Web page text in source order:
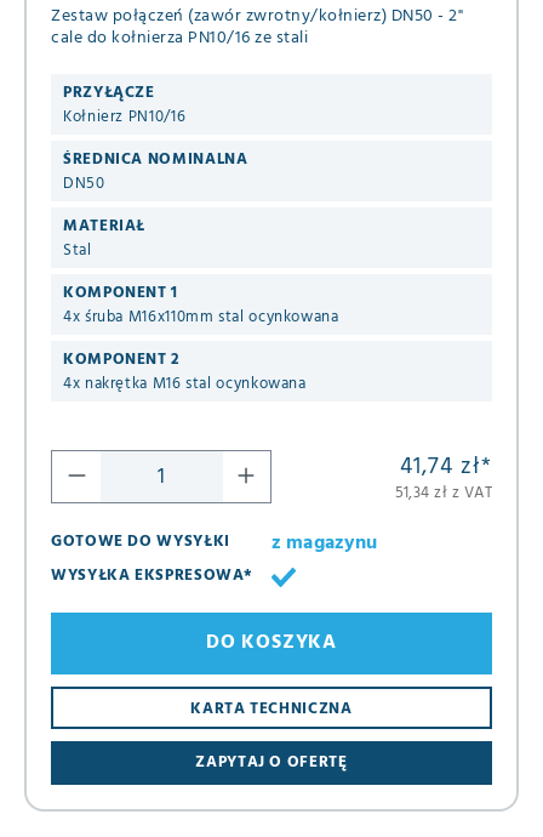
Zestaw połączeń (zawór zwrotny/kołnierz) DN50 - 2"
cale do kołnierza PN10/16 ze stali
PRZYŁĄCZE
Kołnierz PN10/16
ŚREDNICA NOMINALNA
DN50
MATERIAŁ
Stal
KOMPONENT 1
4x śruba M16x110mm stal ocynkowana
KOMPONENT 2
4x nakrętka M16 stal ocynkowana
41,74 zł*
51,34 zł z VAT
GOTOWE DO WYSYŁKI
z magazynu
WYSYŁKA EKSPRESOWA*
ZAPYTAJ O OFERTĘ
KARTA TECHNICZNA
DO KOSZYKA